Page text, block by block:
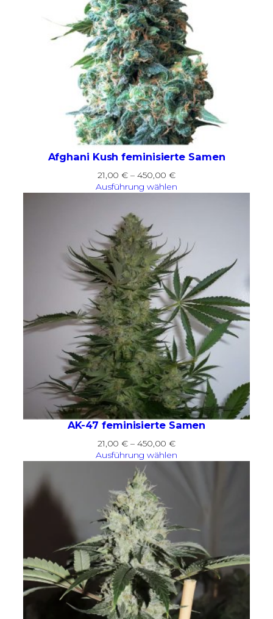
Afghani Kush feminisierte Samen
21,00€ – 450,00€Preisspanne:
21,00 €
Ausführung wählen
AK-47 feminisierte Samen
21,00€ – 450,00€Preisspanne:
21,00 €
Ausführung wählen